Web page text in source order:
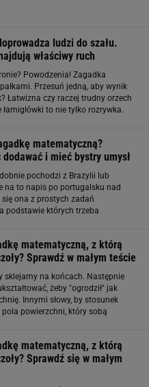
ludzi do szału.
właściwy ruch
Powodzenia! Zagadka
Przesuń jedną, aby wynik
Łatwizna czy raczej trudny orzech
to nie tylko rozrywka.
matematyczną?
i mieć bystry umysł
pochodzi z Brazylii lub
na to napis po portugalsku nad
się ona z prostych zadań
podstawie których trzeba
matematyczną, z którą
Sprawdź w małym teście
sklejamy na końcach. Następnie
żeby "ogrodził" jak
Innymi słowy, by stosunek
powierzchni, który sobą
matematyczną, z którą
Sprawdź się w małym